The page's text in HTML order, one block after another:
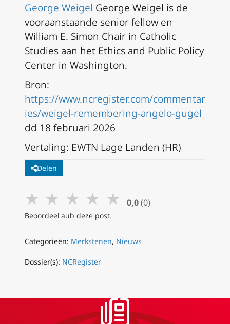
George Weigel George Weigel is de
vooraanstaande senior fellow en
William E. Simon Chair in Catholic
Studies aan het Ethics and Public Policy
Center in Washington.
Bron:
https://www.ncregister.com/commentar
ies/weigel-remembering-angelo-gugel
dd 18 februari 2026
Vertaling: EWTN Lage Landen (HR)
Delen
★ ★ ★ ★ ★ 0,0 (0)
Beoordeel aub deze post.
Categorieën: Merkstenen, Nieuws
Dossier(s): NCRegister